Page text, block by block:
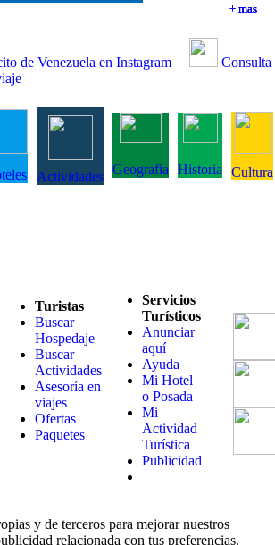
+ mas
+ mas
+ mas
+ mas
de Venezuela en Instagram
Consulta
Actividades Geografía Historia Cultura
Turistas
Buscar
Hospedaje
Buscar
Actividades
Asesoría en
viajes
Ofertas
Paquetes
Servicios
Turísticos
Anunciar
aquí
Ayuda
Mi Hotel
o Posada
Mi
Actividad
Turística
Publicidad
y de terceros para mejorar nuestros
relacionada con tus preferencias.